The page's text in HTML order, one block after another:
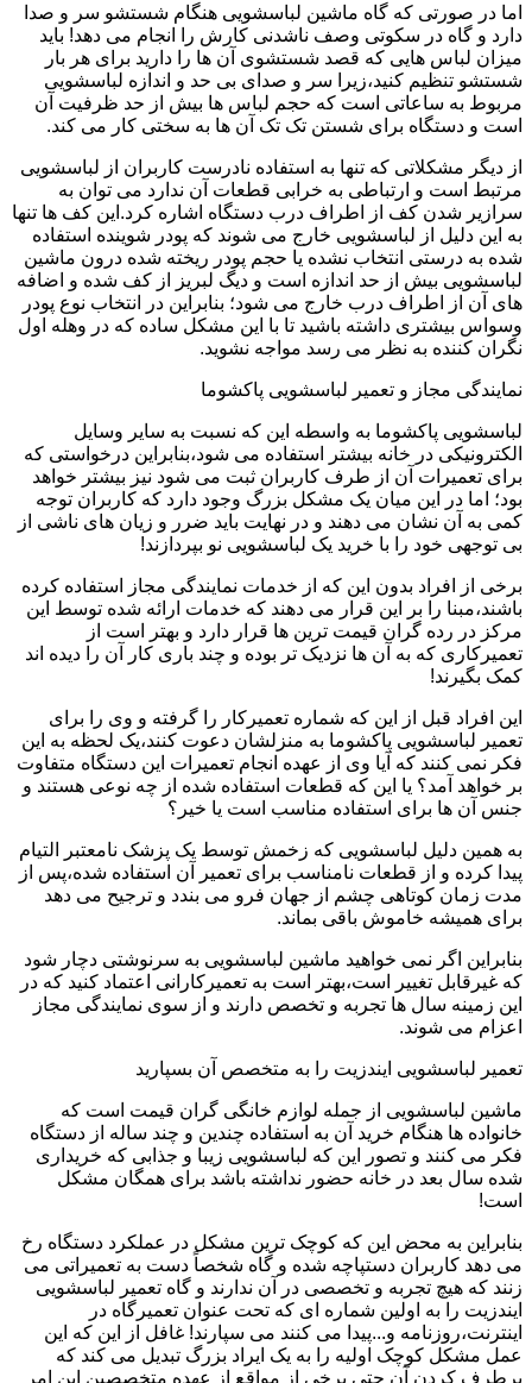
اما در صورتی که گاه ماشین لباسشویی هنگام شستشو سر و صدا
دارد و گاه در سکوتی وصف ناشدنی کارش را انجام می دهد! باید
میزان لباس هایی که قصد شستشوی آن ها را دارید برای هر بار
شستشو تنظیم کنید،زیرا سر و صدای بی حد و اندازه لباسشویی
مربوط به ساعاتی است که حجم لباس ها بیش از حد ظرفیت آن
است و دستگاه برای شستن تک تک آن ها به سختی کار می کند.
از دیگر مشکلاتی که تنها به استفاده نادرست کاربران از لباسشویی
مرتبط است و ارتباطی به خرابی قطعات آن ندارد می توان به
سرازیر شدن کف از اطراف درب دستگاه اشاره کرد.این کف ها تنها
به این دلیل از لباسشویی خارج می شوند که پودر شوینده استفاده
شده به درستی انتخاب نشده یا حجم پودر ریخته شده درون ماشین
لباسشویی بیش از حد اندازه است و دیگ لبریز از کف شده و اضافه
های آن از اطراف درب خارج می شود؛ بنابراین در انتخاب نوع پودر
وسواس بیشتری داشته باشید تا با این مشکل ساده که در وهله اول
نگران کننده به نظر می رسد مواجه نشوید.
نمایندگی مجاز و تعمیر لباسشویی پاکشوما
لباسشویی پاکشوما به واسطه این که نسبت به سایر وسایل
الکترونیکی در خانه بیشتر استفاده می شود،بنابراین درخواستی که
برای تعمیرات آن از طرف کاربران ثبت می شود نیز بیشتر خواهد
بود؛ اما در این میان یک مشکل بزرگ وجود دارد که کاربران توجه
کمی به آن نشان می دهند و در نهایت باید ضرر و زیان های ناشی از
بی توجهی خود را با خرید یک لباسشویی نو بپردازند!
برخی از افراد بدون این که از خدمات نمایندگی مجاز استفاده کرده
باشند،مبنا را بر این قرار می دهند که خدمات ارائه شده توسط این
مرکز در رده گران قیمت ترین ها قرار دارد و بهتر است از
تعمیرکاری که به آن ها نزدیک تر بوده و چند باری کار آن را دیده اند
کمک بگیرند!
این افراد قبل از این که شماره تعمیرکار را گرفته و وی را برای
تعمیر لباسشویی پاکشوما به منزلشان دعوت کنند،یک لحظه به این
فکر نمی کنند که آیا وی از عهده انجام تعمیرات این دستگاه متفاوت
بر خواهد آمد؟ یا این که قطعات استفاده شده از چه نوعی هستند و
جنس آن ها برای استفاده مناسب است یا خیر؟
به همین دلیل لباسشویی که زخمش توسط یک پزشک نامعتبر التیام
پیدا کرده و از قطعات نامناسب برای تعمیر آن استفاده شده،پس از
مدت زمان کوتاهی چشم از جهان فرو می بندد و ترجیح می دهد
برای همیشه خاموش باقی بماند.
بنابراین اگر نمی خواهید ماشین لباسشویی به سرنوشتی دچار شود
که غیرقابل تغییر است،بهتر است به تعمیرکارانی اعتماد کنید که در
این زمینه سال ها تجربه و تخصص دارند و از سوی نمایندگی مجاز
اعزام می شوند.
تعمیر لباسشویی ایندزیت را به متخصص آن بسپارید
ماشین لباسشویی از جمله لوازم خانگی گران قیمت است که
خانواده ها هنگام خرید آن به استفاده چندین و چند ساله از دستگاه
فکر می کنند و تصور این که لباسشویی زیبا و جذابی که خریداری
شده سال بعد در خانه حضور نداشته باشد برای همگان مشکل
است!
بنابراین به محض این که کوچک ترین مشکل در عملکرد دستگاه رخ
می دهد کاربران دستپاچه شده و گاه شخصاً دست به تعمیراتی می
زنند که هیچ تجربه و تخصصی در آن ندارند و گاه تعمیر لباسشویی
ایندزیت را به اولین شماره ای که تحت عنوان تعمیرگاه در
اینترنت،روزنامه و...پیدا می کنند می سپارند! غافل از این که این
عمل مشکل کوچک اولیه را به یک ایراد بزرگ تبدیل می کند که
برطرف کردن آن حتی برخی از مواقع از عهده متخصصین این امر